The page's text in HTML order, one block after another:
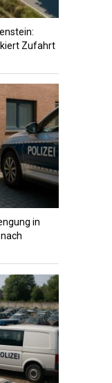
Zufahrt
in